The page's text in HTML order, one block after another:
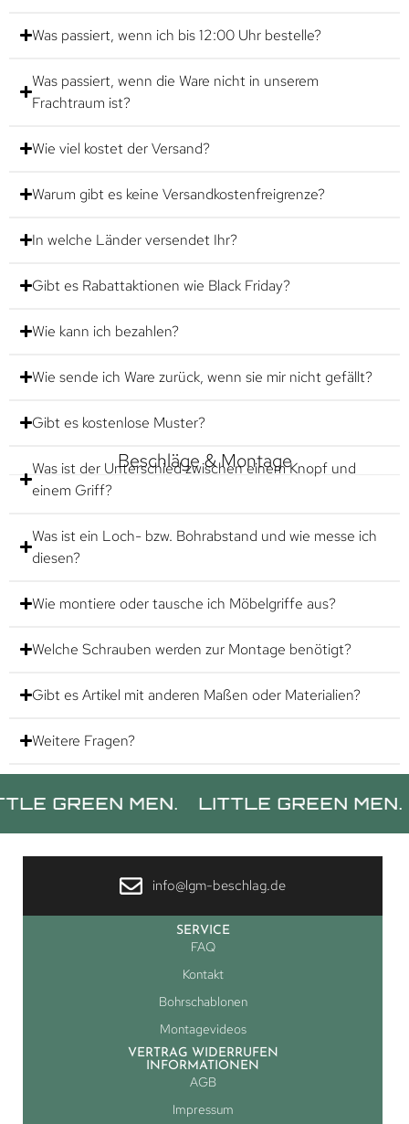
Was passiert, wenn ich bis 12:00 Uhr bestelle?
Was passiert, wenn die Ware nicht in unserem
Frachtraum ist?
Wie viel kostet der Versand?
Warum gibt es keine Versandkostenfreigrenze?
In welche Länder versendet Ihr?
Gibt es Rabattaktionen wie Black Friday?
Wie kann ich bezahlen?
Wie sende ich Ware zurück, wenn sie mir nicht gefällt?
Gibt es kostenlose Muster?
Beschläge & Montage
Was ist der Unterschied zwischen einem Knopf und
einem Griff?
Was ist ein Loch- bzw. Bohrabstand und wie messe ich
diesen?
Wie montiere oder tausche ich Möbelgriffe aus?
Welche Schrauben werden zur Montage benötigt?
Gibt es Artikel mit anderen Maßen oder Materialien?
Weitere Fragen?
MEN. LITTLE GREEN MEN.
info@lgm-beschlag.de
SERVICE
FAQ
Kontakt
Bohrschablonen
Montagevideos
VERTRAG WIDERRUFEN
INFORMATIONEN
AGB
Impressum